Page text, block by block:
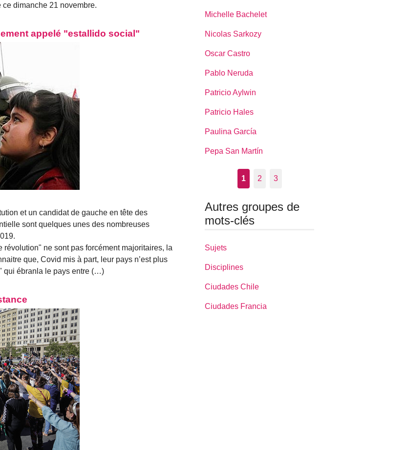
dimanche 21 novembre.
appelé "estallido social"
et un candidat de gauche en tête des
sont quelques unes des nombreuses
ne sont pas forcément majoritaires, la
que, Covid mis à part, leur pays n’est plus
qui ébranla le pays entre (…)
Michelle Bachelet
Nicolas Sarkozy
Oscar Castro
Pablo Neruda
Patricio Aylwin
Patricio Hales
Paulina García
Pepa San Martín
1 2 3
Autres groupes de
mots-clés
Sujets
Disciplines
Ciudades Chile
Ciudades Francia